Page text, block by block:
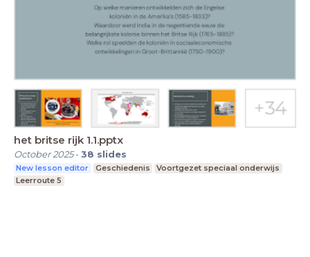
het britse rijk 1.1.pptx
October 2025-38 slides
New lesson editor Geschiedenis
Voortgezet speciaal onderwijs
Leerroute 5